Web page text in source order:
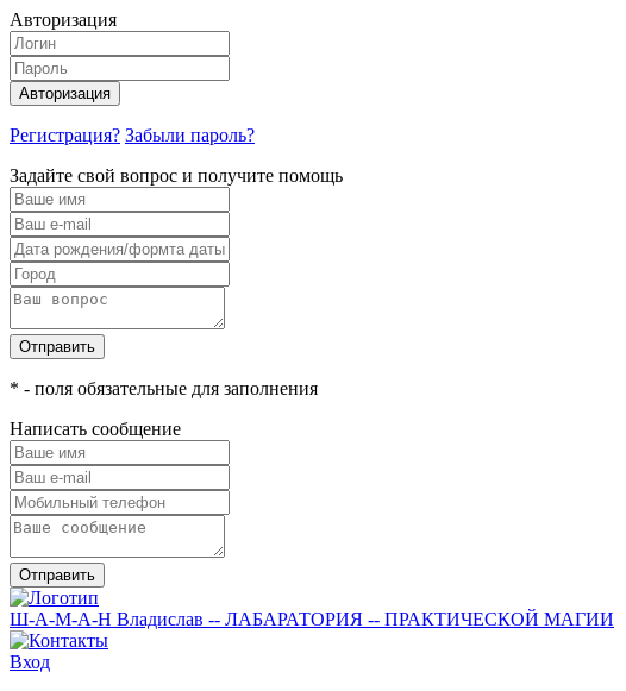
Авторизация
Авторизация
Регистрация? Забыли пароль?
Задайте свой вопрос и получите помощь
Отправить
* - поля обязательные для заполнения
Написать сообщение
Отправить
Ш-А-М-А-Н Владислав -- ЛАБАРАТОРИЯ -- ПРАКТИЧЕСКОЙ МАГИИ
Вход